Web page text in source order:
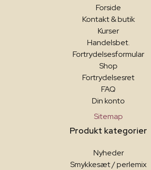
Forside
Kontakt & butik
Kurser
Handelsbet.
Fortrydelsesformular
Shop
Fortrydelsesret
FAQ
Din konto
Sitemap
Produkt kategorier
Nyheder
Smykkesæt / perlemix